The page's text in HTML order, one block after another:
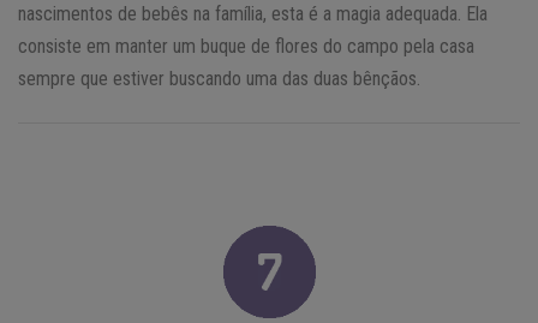
nascimentos de bebês na família, esta é a magia adequada. Ela
consiste em manter um buque de flores do campo pela casa
sempre que estiver buscando uma das duas bênçãos.